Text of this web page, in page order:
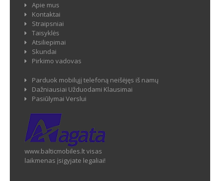
Apie mus
Kontaktai
Straipsniai
Taisyklės
Atsiliepimai
Skundai
Pirkimo vadovas
Parduok mobilųjį telefoną neišėjęs iš namų
Dažniausiai Užduodami Klausimai
Pasiūlymai Verslui
www.balticmobiles.lt visas
laikmenas įsigyjate legaliai!